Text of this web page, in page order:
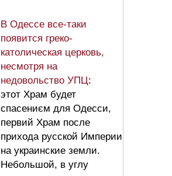
В Одессе все-таки
появится греко-
католическая церковь,
несмотря на
недовольство УПЦ:
этот Храм будет
спасениєм для Одесси,
первий Храм после
прихода русской Империи
на украинские земли.
Небольшой, в углу